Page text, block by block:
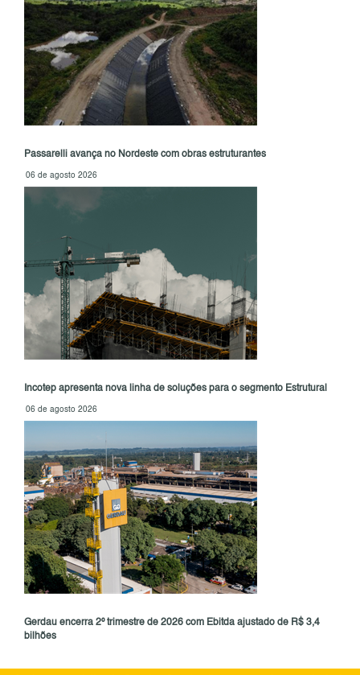
Passarelli avança no Nordeste com obras estruturantes
06 de agosto 2026
Incotep apresenta nova linha de soluções para o segmento Estrutural
06 de agosto 2026
Gerdau encerra 2º trimestre de 2026 com Ebitda ajustado de R$ 3,4
bilhões